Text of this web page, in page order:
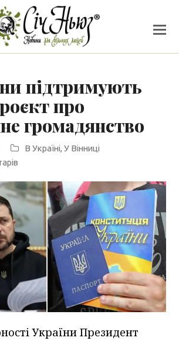
підтримують
про
громадянство
В Україні,У Вінниці
України Президент